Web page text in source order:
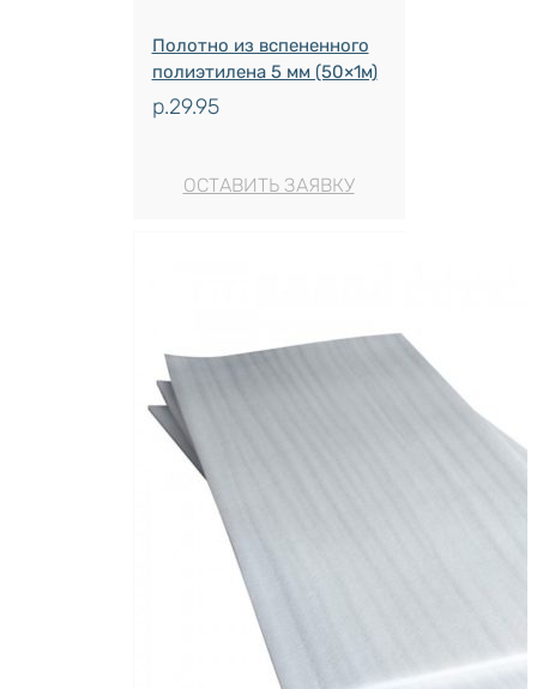
Полотно из вспененного
полиэтилена 5 мм (50×1м)
р.29.95
ОСТАВИТЬ ЗАЯВКУ